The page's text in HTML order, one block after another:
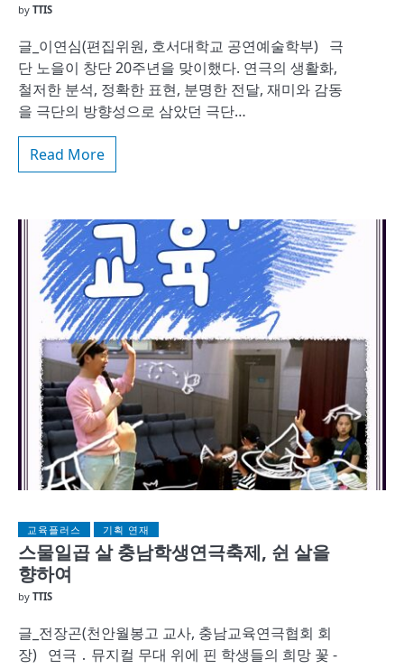
by TTIS
글_이연심(편집위원, 호서대학교 공연예술학부) 극
단 노을이 창단 20주년을 맞이했다. 연극의 생활화,
철저한 분석, 정확한 표현, 분명한 전달, 재미와 감동
을 극단의 방향성으로 삼았던 극단…
Read More
교육플러스 기획 연재
스물일곱 살 충남학생연극축제, 쉰 살을
향하여
by TTIS
글_전장곤(천안월봉고 교사, 충남교육연극협회 회
장) 연극 ․ 뮤지컬 무대 위에 핀 학생들의 희망 꽃 -